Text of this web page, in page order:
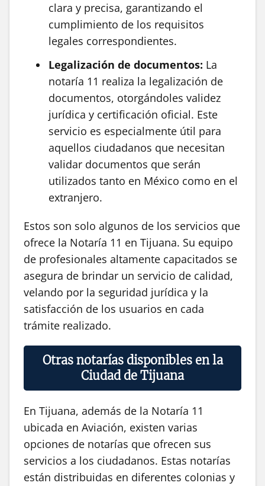
clara y precisa, garantizando el
cumplimiento de los requisitos
legales correspondientes.
Legalización de documentos: La
notaría 11 realiza la legalización de
documentos, otorgándoles validez
jurídica y certificación oficial. Este
servicio es especialmente útil para
aquellos ciudadanos que necesitan
validar documentos que serán
utilizados tanto en México como en el
extranjero.
Estos son solo algunos de los servicios que
ofrece la Notaría 11 en Tijuana. Su equipo
de profesionales altamente capacitados se
asegura de brindar un servicio de calidad,
velando por la seguridad jurídica y la
satisfacción de los usuarios en cada
trámite realizado.
Otras notarías disponibles en la
Ciudad de Tijuana
En Tijuana, además de la Notaría 11
ubicada en Aviación, existen varias
opciones de notarías que ofrecen sus
servicios a los ciudadanos. Estas notarías
están distribuidas en diferentes colonias y